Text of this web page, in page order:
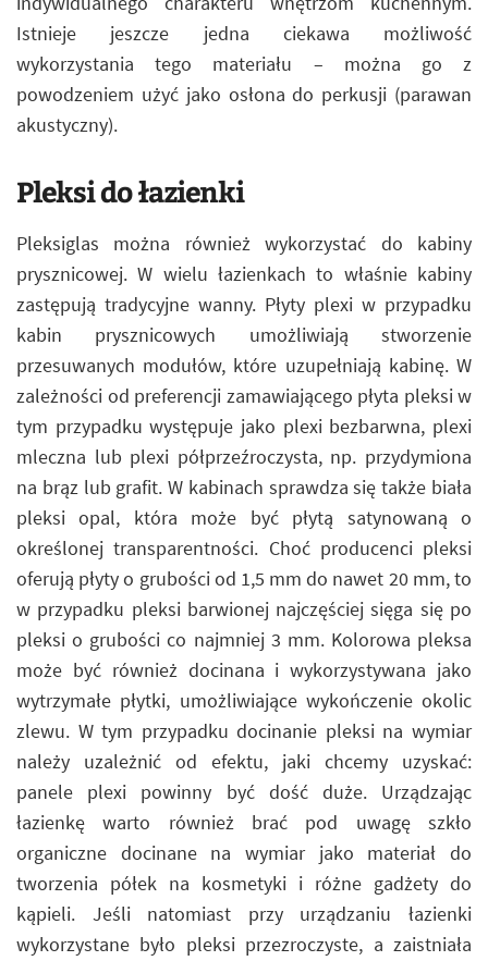
Istnieje jeszcze jedna ciekawa możliwość
wykorzystania tego materiału – można go z
powodzeniem użyć jako osłona do perkusji (parawan
akustyczny).
Pleksi do łazienki
Pleksiglas można również wykorzystać do kabiny
prysznicowej. W wielu łazienkach to właśnie kabiny
zastępują tradycyjne wanny. Płyty plexi w przypadku
kabin prysznicowych umożliwiają stworzenie
przesuwanych modułów, które uzupełniają kabinę. W
zależności od preferencji zamawiającego płyta pleksi w
tym przypadku występuje jako plexi bezbarwna, plexi
mleczna lub plexi półprzeźroczysta, np. przydymiona
na brąz lub grafit. W kabinach sprawdza się także biała
pleksi opal, która może być płytą satynowaną o
określonej transparentności. Choć producenci pleksi
oferują płyty o grubości od 1,5 mm do nawet 20 mm, to
w przypadku pleksi barwionej najczęściej sięga się po
pleksi o grubości co najmniej 3 mm. Kolorowa pleksa
może być również docinana i wykorzystywana jako
wytrzymałe płytki, umożliwiające wykończenie okolic
zlewu. W tym przypadku docinanie pleksi na wymiar
należy uzależnić od efektu, jaki chcemy uzyskać:
panele plexi powinny być dość duże. Urządzając
łazienkę warto również brać pod uwagę szkło
organiczne docinane na wymiar jako materiał do
tworzenia półek na kosmetyki i różne gadżety do
kąpieli. Jeśli natomiast przy urządzaniu łazienki
wykorzystane było pleksi przezroczyste, a zaistniała